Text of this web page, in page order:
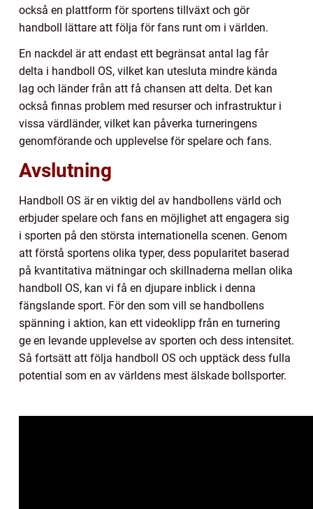
också en plattform för sportens tillväxt och gör
handboll lättare att följa för fans runt om i världen.
En nackdel är att endast ett begränsat antal lag får
delta i handboll OS, vilket kan utesluta mindre kända
lag och länder från att få chansen att delta. Det kan
också finnas problem med resurser och infrastruktur i
vissa värdländer, vilket kan påverka turneringens
genomförande och upplevelse för spelare och fans.
Avslutning
Handboll OS är en viktig del av handbollens värld och
erbjuder spelare och fans en möjlighet att engagera sig
i sporten på den största internationella scenen. Genom
att förstå sportens olika typer, dess popularitet baserad
på kvantitativa mätningar och skillnaderna mellan olika
handboll OS, kan vi få en djupare inblick i denna
fängslande sport. För den som vill se handbollens
spänning i aktion, kan ett videoklipp från en turnering
ge en levande upplevelse av sporten och dess intensitet.
Så fortsätt att följa handboll OS och upptäck dess fulla
potential som en av världens mest älskade bollsporter.